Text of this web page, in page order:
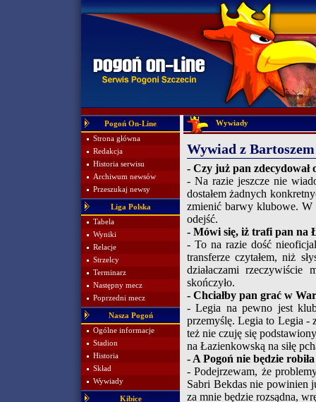
Pogoń On-Line
Strona główna
Redakcja
Historia serwisu
Archiwum newsów
Przeszukaj newsy
Liga Polska
Tabela
Wyniki
Relacje
Strzelcy
Terminarz
Następny mecz
Poprzedni mecz
Nasza Pogoń
Ogólne informacje
Stadion
Historia
Skład
Wywiady
Kibice
Wywiady
Wywiad z
- Czy już pan zdecydował
- Na razie jeszcze nie
dostałem żadnych
zmienić barwy klubowe. W
odejść.
- Mówi się, iż trafi pan na
- To na razie dość
transferze czytałem, niż
działaczami
skończyło.
- Chciałby pan grać w
- Legia na pewno jest
przemyślę. Legia to Legia -
też nie czuję się
na Łazienkowską na siłę
- A Pogoń nie będzie
- Podejrzewam, że
Sabri Bekdas nie powinien
za mnie będzie rozsądna,